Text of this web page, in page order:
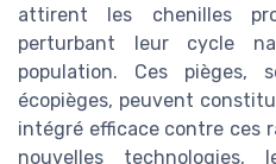
attirent les chenilles
perturbant leur cycle
population. Ces pièges,
écopièges, peuvent
intégré efficace contre ces
nouvelles technologies,